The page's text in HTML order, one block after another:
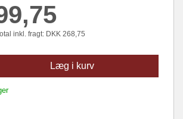
inkl. fragt: DKK 268,75
Læg i kurv